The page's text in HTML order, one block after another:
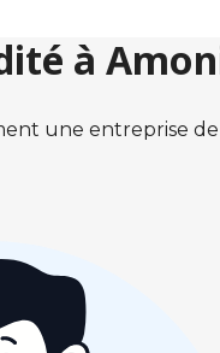
à
une entreprise